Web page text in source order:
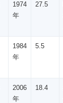
1974
年
27.5
1984
年
5.5
2006
年
18.4